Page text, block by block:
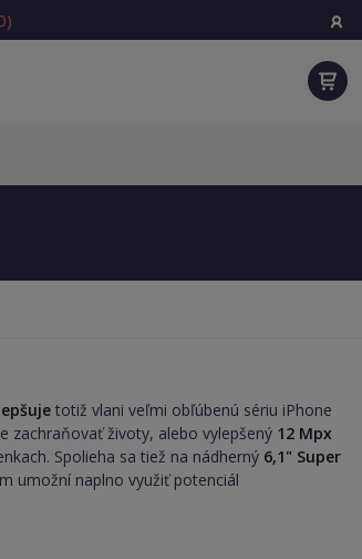
totiž vlani veľmi obľúbenú sériu iPhone
zachraňovať životy, alebo vylepšený 12 Mpx
Spolieha sa tiež na nádherný 6,1" Super
umožní naplno využiť potenciál